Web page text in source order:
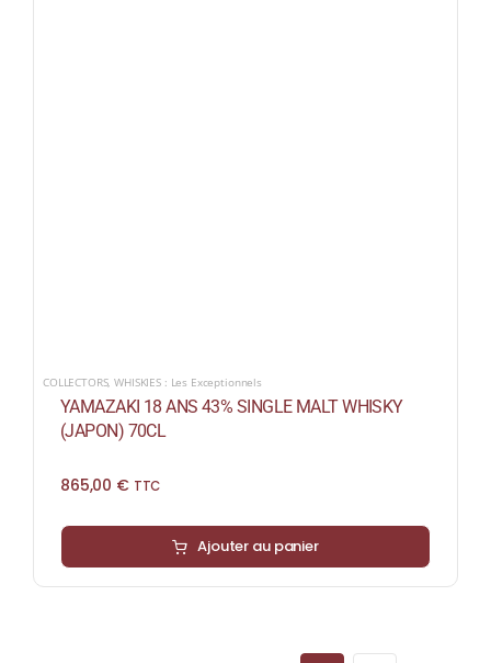
COLLECTORS,WHISKIES : Les Exceptionnels
YAMAZAKI 18 ANS 43% SINGLE MALT WHISKY
(JAPON) 70CL
865,00 € TTC
Ajouter au panier